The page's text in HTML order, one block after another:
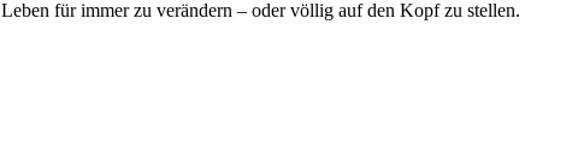
für immer zu verändern – oder völlig auf den Kopf zu stellen.